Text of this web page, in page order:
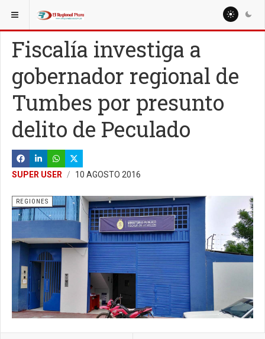
ESTÁ AQUÍ: NACIONALES
Fiscalía investiga a
gobernador regional de
Tumbes por presunto
delito de Peculado
SUPER USER 10 AGOSTO 2016
REGIONES